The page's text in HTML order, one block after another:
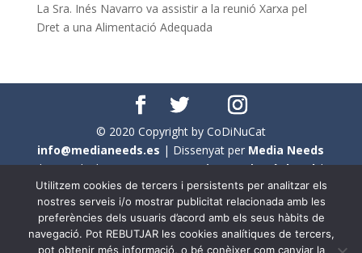
La Sra. Inés Navarro va assistir a la reunió Xarxa pel
Dret a una Alimentació Adequada
© 2020 Copyright by CoDiNuCat
info@medianeeds.es | Dissenyat per Media Needs
| Tots els drets reservats aCoDiNuCat |Avís legal|
Avís per cookies
En aquest web s'ha tingut en compte l'ús no sexista del
llenguatge. No obstant això, i a causa de la seva
Utilitzem cookies de tercers i persistents per analitzar els
nostres serveis i/o mostrar publicitat relacionada amb les
preferències dels usuaris d’acord amb els seus hàbits de
navegació. Pot REBUTJAR les cookies analítiques de tercers,
pot obtenir més informació, o bé conèixer com canviar la